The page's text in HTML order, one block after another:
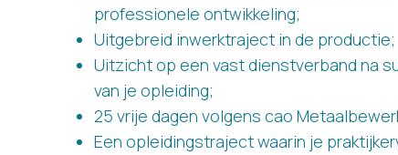
professionele ontwikkeling;
Uitgebreid inwerktraject in de productie;
Uitzicht op een vast dienstverband na
van je opleiding;
25 vrije dagen volgens cao
Een opleidingstraject waarin je